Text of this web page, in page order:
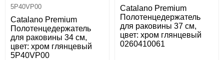
5P40VP00
Catalano Premium
Полотенцедержатель
для раковины 34 см,
цвет: хром глянцевый
5P40VP00
Catalano Premium
Полотенцедержатель
для раковины 37 см,
цвет: хром глянцевый
0260410061